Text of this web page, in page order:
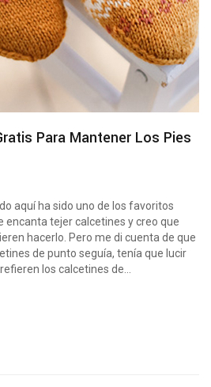
Para Mantener Los Pies
aquí ha sido uno de los favoritos
encanta tejer calcetines y creo que
hacerlo. Pero me di cuenta de que
de punto seguía, tenía que lucir
los calcetines de...